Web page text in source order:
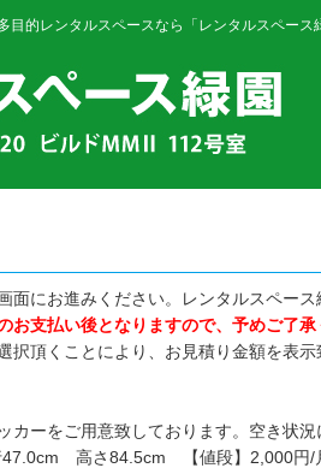
目的レンタルスペースなら「レンタルスペース
面にお進みください。レンタルスペース
お支払い後となりますので、予めご了
択頂くことにより、お見積り金額を表
カーをご用意致しております。空き状
47.0cm 高さ84.5cm 【値段】2,000円/